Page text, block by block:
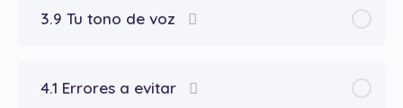
3.9 Tu tono de voz
4.1 Errores a evitar